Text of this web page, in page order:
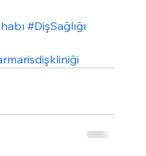
#DişSağlığı